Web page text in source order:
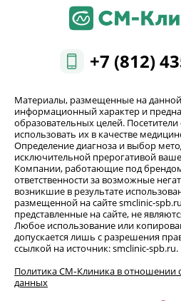
+7 (812)
Материалы, размещенные на данной
информационный характер и
образовательных целей.
использовать их в качестве
Определение диагноза и выбор
исключительной прерогативой
Компании, работающие под
ответственности за возможные
возникшие в результате
размещенной на сайте smclinic-
представленные на сайте, не
Любое использование или
допускается лишь с разрешения
ссылкой на источник: smclinic-spb.ru.
Политика СМ‑Клиника в отношении
данных